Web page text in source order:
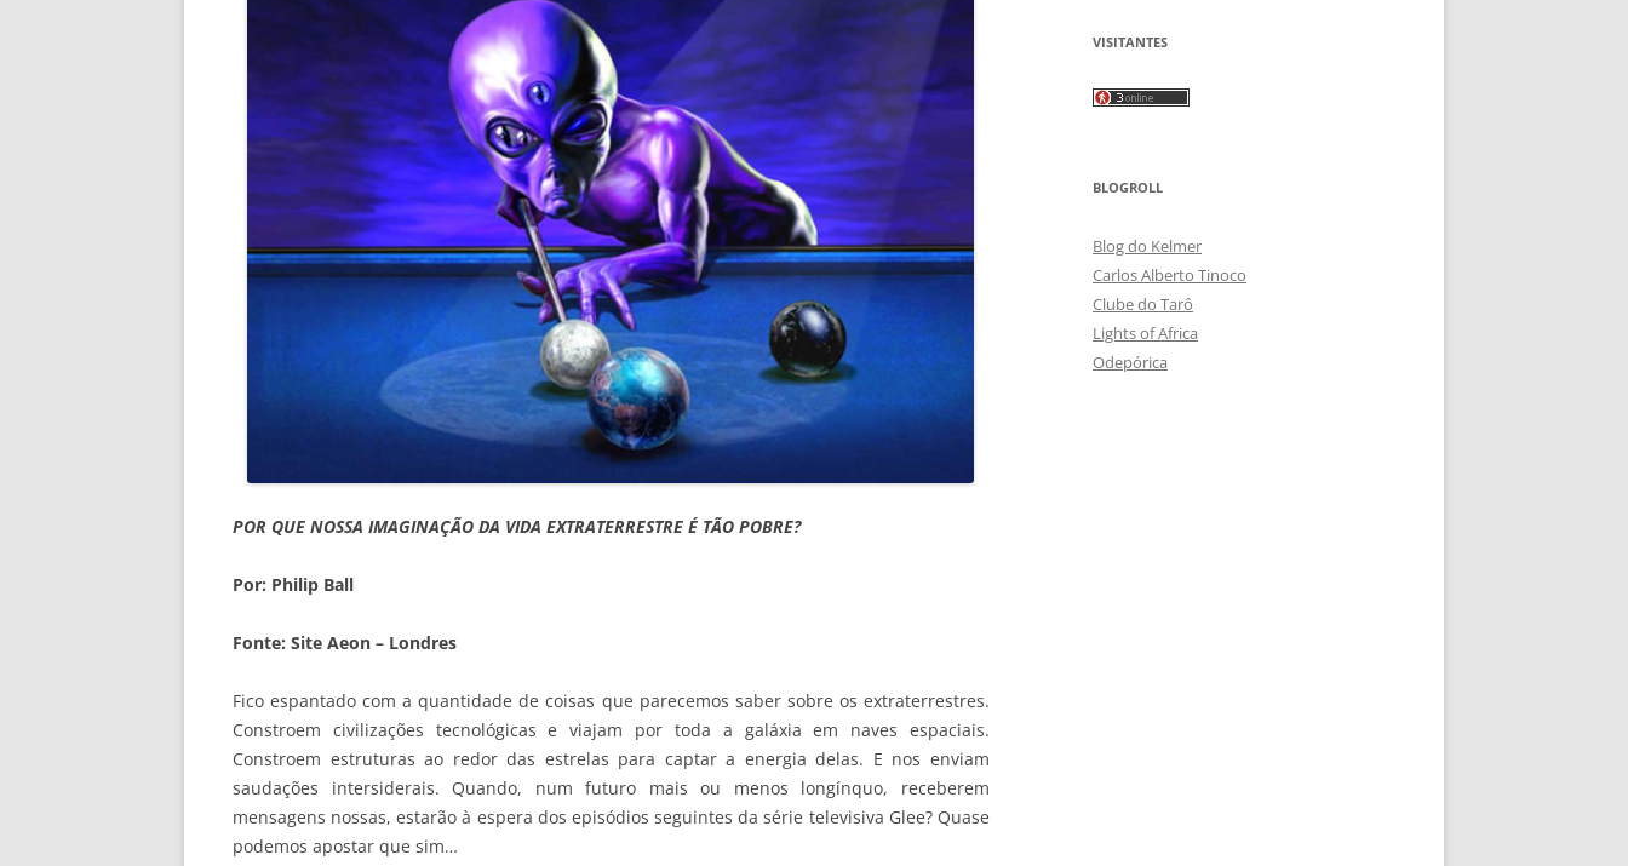
POR QUE NOSSA IMAGINAÇÃO DA VIDA EXTRATERRESTRE É TÃO POBRE?
Por: Philip Ball
Fonte: Site Aeon – Londres
Fico espantado com a quantidade de coisas que parecemos saber sobre os extraterrestres.
Constroem civilizações tecnológicas e viajam por toda a galáxia em naves espaciais.
Constroem estruturas ao redor das estrelas para captar a energia delas. E nos enviam
saudações intersiderais. Quando, num futuro mais ou menos longínquo, receberem
mensagens nossas, estarão à espera dos episódios seguintes da série televisiva Glee? Quase
podemos apostar que sim…
VISITANTES
BLOGROLL
Blog do Kelmer
Carlos Alberto Tinoco
Clube do Tarô
Lights of Africa
Odepórica